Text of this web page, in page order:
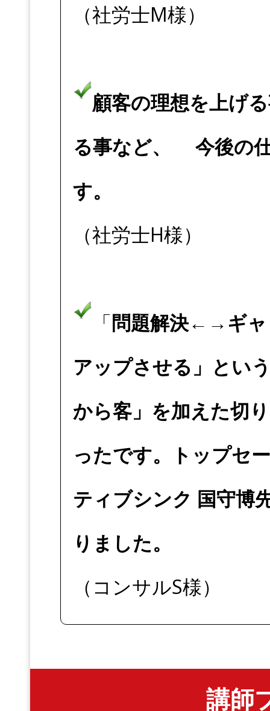
（社労士M様）
顧客の理想を上げ
る事など、 今後の
す。
（社労士H様）
「問題解決←→ギャ
アップさせる」とい
から客」を加えた切
ったです。トップセ
ティブシンク 国守博
りました。
（コンサルS様）
講師